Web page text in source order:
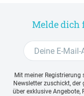
Melde dich
Mit meiner Registrierung
Newsletter zuschickt, der
über exklusive Angebote,